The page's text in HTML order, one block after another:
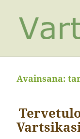
Avainsana: